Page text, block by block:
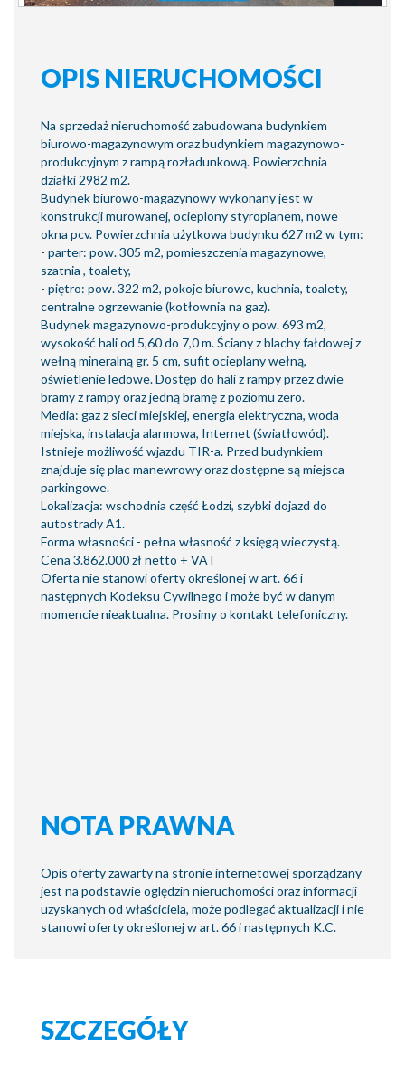
OPIS NIERUCHOMOŚCI
Na sprzedaż nieruchomość zabudowana budynkiem
biurowo-magazynowym oraz budynkiem magazynowo-
produkcyjnym z rampą rozładunkową. Powierzchnia
działki 2982 m2.
Budynek biurowo-magazynowy wykonany jest w
konstrukcji murowanej, ocieplony styropianem, nowe
okna pcv. Powierzchnia użytkowa budynku 627 m2 w tym:
- parter: pow. 305 m2, pomieszczenia magazynowe,
szatnia , toalety,
- piętro: pow. 322 m2, pokoje biurowe, kuchnia, toalety,
centralne ogrzewanie (kotłownia na gaz).
Budynek magazynowo-produkcyjny o pow. 693 m2,
wysokość hali od 5,60 do 7,0 m. Ściany z blachy fałdowej z
wełną mineralną gr. 5 cm, sufit ocieplany wełną,
oświetlenie ledowe. Dostęp do hali z rampy przez dwie
bramy z rampy oraz jedną bramę z poziomu zero.
Media: gaz z sieci miejskiej, energia elektryczna, woda
miejska, instalacja alarmowa, Internet (światłowód).
Istnieje możliwość wjazdu TIR-a. Przed budynkiem
znajduje się plac manewrowy oraz dostępne są miejsca
parkingowe.
Lokalizacja: wschodnia część Łodzi, szybki dojazd do
autostrady A1.
Forma własności - pełna własność z księgą wieczystą.
Cena 3.862.000 zł netto + VAT
Oferta nie stanowi oferty określonej w art. 66 i
następnych Kodeksu Cywilnego i może być w danym
momencie nieaktualna. Prosimy o kontakt telefoniczny.
NOTA PRAWNA
Opis oferty zawarty na stronie internetowej sporządzany
jest na podstawie oględzin nieruchomości oraz informacji
uzyskanych od właściciela, może podlegać aktualizacji i nie
stanowi oferty określonej w art. 66 i następnych K.C.
SZCZEGÓŁY